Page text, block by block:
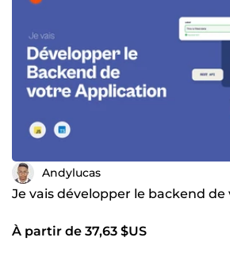
Andylucas
Je vais développer le backend
À partir de 37,63 $US